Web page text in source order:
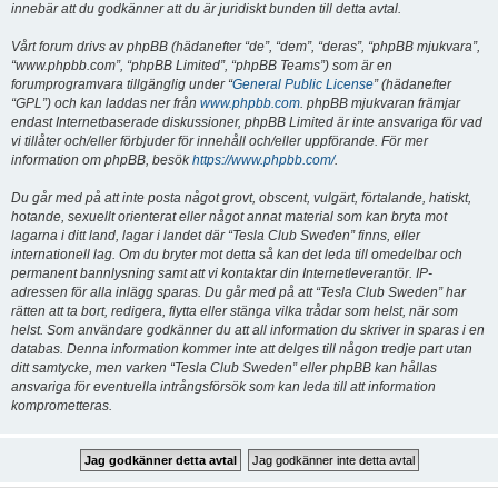
innebär att du godkänner att du är juridiskt bunden till detta avtal.
Vårt forum drivs av phpBB (hädanefter “de”, “dem”, “deras”, “phpBB mjukvara”,
“www.phpbb.com”, “phpBB Limited”, “phpBB Teams”) som är en
forumprogramvara tillgänglig under “General Public License” (hädanefter
“GPL”) och kan laddas ner från www.phpbb.com. phpBB mjukvaran främjar
endast Internetbaserade diskussioner, phpBB Limited är inte ansvariga för vad
vi tillåter och/eller förbjuder för innehåll och/eller uppförande. För mer
information om phpBB, besökhttps://www.phpbb.com/.
Du går med på att inte posta något grovt, obscent, vulgärt, förtalande, hatiskt,
hotande, sexuellt orienterat eller något annat material som kan bryta mot
lagarna i ditt land, lagar i landet där “Tesla Club Sweden” finns, eller
internationell lag. Om du bryter mot detta så kan det leda till omedelbar och
permanent bannlysning samt att vi kontaktar din Internetleverantör. IP-
adressen för alla inlägg sparas. Du går med på att “Tesla Club Sweden” har
rätten att ta bort, redigera, flytta eller stänga vilka trådar som helst, när som
helst. Som användare godkänner du att all information du skriver in sparas i en
databas. Denna information kommer inte att delges till någon tredje part utan
ditt samtycke, men varken “Tesla Club Sweden” eller phpBB kan hållas
ansvariga för eventuella intrångsförsök som kan leda till att information
komprometteras.